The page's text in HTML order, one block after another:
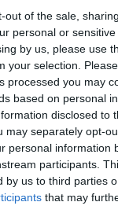
out of the sale,
personal or
by us, please use
your selection.
processed you may
based on personal
disclosed to
may separately opt-
personal information
participants.
by us to third parties
that may
Μπλούζες
Φόρμες
Φόρμες
Φορμές